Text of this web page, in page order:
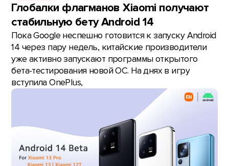
Глобалки флагманов Xiaomi получают
стабильную бету Android 14
Пока Google неспешно готовится к запуску Android
14 через пару недель, китайские производители
уже активно запускают программы открытого
бета-тестирования новой ОС. На днях в игру
вступила OnePlus,